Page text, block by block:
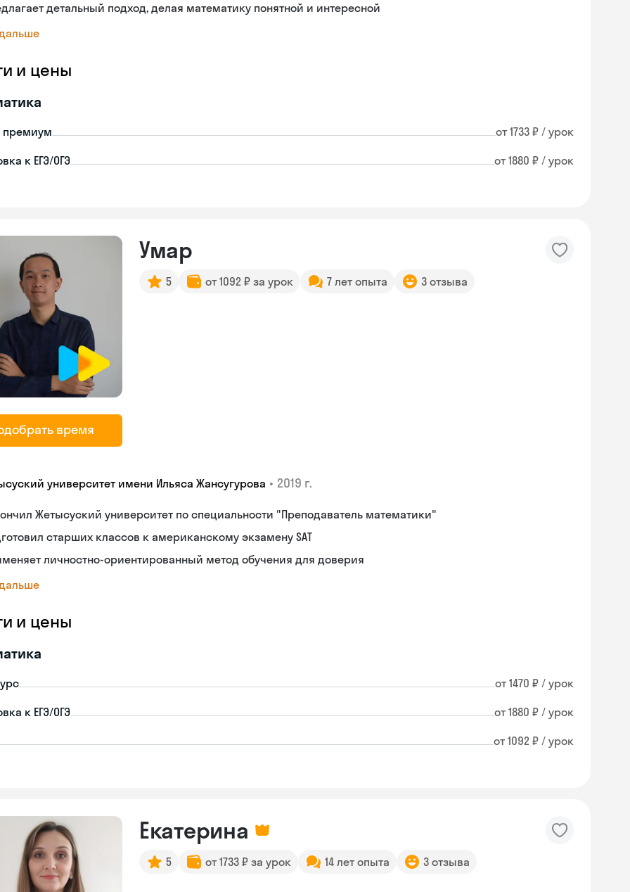
детальный подход, делая математику понятной и интересной
и цены
премиум от 1733 ₽ / урок
к ЕГЭ/ОГЭ от 1880 ₽ / урок
время
Умар
5 от 1092 ₽ за урок 7 лет опыта 3 отзыва
университет имени Ильяса Жансугурова • 2019 г.
Жетысуский университет по специальности "Преподаватель математики"
старших классов к американскому экзамену SAT
личностно-ориентированный метод обучения для доверия
и цены
от 1470 ₽ / урок
к ЕГЭ/ОГЭ от 1880 ₽ / урок
от 1092 ₽ / урок
Екатерина
5 от 1733 ₽ за урок 14 лет опыта 3 отзыва